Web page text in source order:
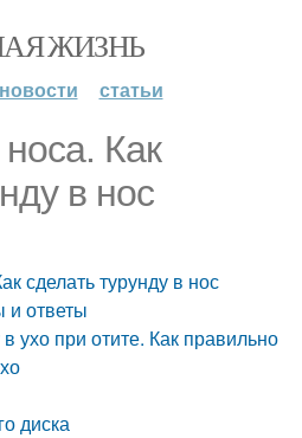
ЖИЗНЬ
новости статьи
Как
в нос
сделать турунду в нос
ответы
в ухо при отите. Как правильно
диска